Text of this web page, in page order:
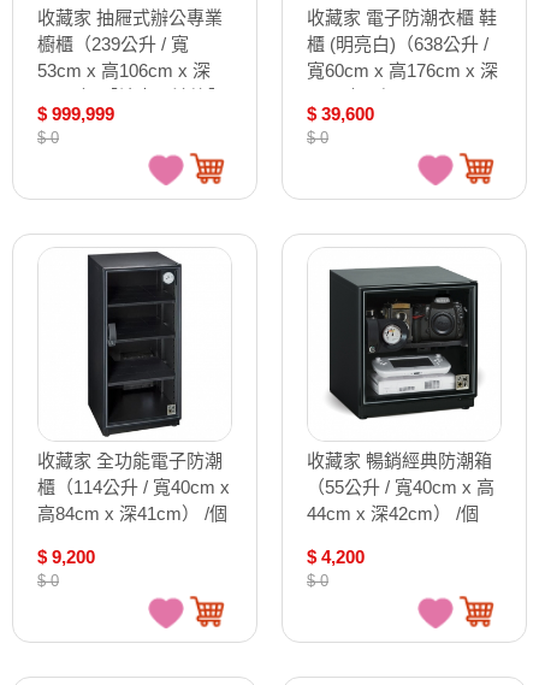
收藏家 抽屜式辦公專業
櫥櫃（239公升 / 寬
53cm x 高106cm x 深
/個 MD-5250
$ 999,999
$ 0
收藏家 電子防潮衣櫃 鞋
櫃 (明亮白)（638公升 /
寬60cm x 高176cm x 深
1200MW
$ 39,600
$ 0
收藏家 全功能電子防潮
櫃（114公升 / 寬40cm x
高84cm x 深41cm） /個
$ 9,200
$ 0
收藏家 暢銷經典防潮箱
（55公升 / 寬40cm x 高
44cm x 深42cm） /個
$ 4,200
$ 0